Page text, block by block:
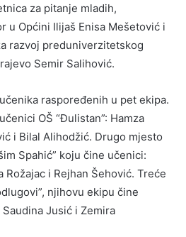
za pitanje mladih,
u Općini Ilijaš Enisa Mešetović i
razvoj preduniverzitetskog
Semir Salihović.
raspoređenih u pet ekipa.
OŠ “Đulistan”: Hamza
i Bilal Alihodžić. Drugo mjesto
Spahić” koju čine učenici:
Rožajac i Rejhan Šehović. Treće
njihovu ekipu čine
Jusić i Zemira